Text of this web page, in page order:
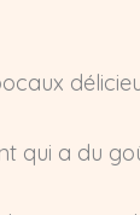
qui a du